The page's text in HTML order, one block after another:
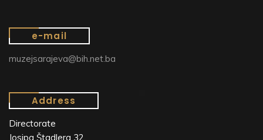
e-mail
muzejsarajeva@bih.net.ba
Address
Directorate
Josipa Štadlera 32,